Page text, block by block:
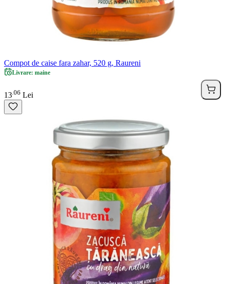
Compot de caise fara zahar, 520 g, Raureni
Livrare: maine
13 06 Lei